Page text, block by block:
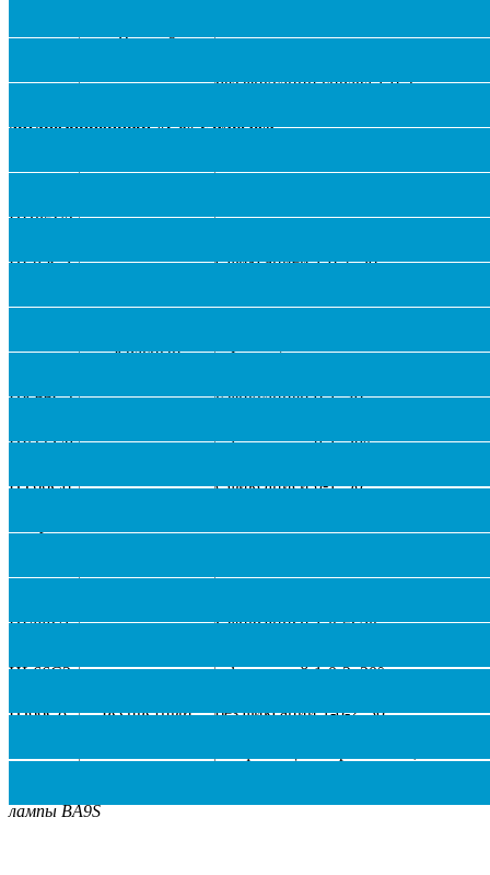
Черный
HJ65C3
без фиксации 1-0-2, 30°
без фиксации справа 1-0-2,
двухпозиционный «1-0» с ключом
HH85C3
возврат с поворотом
HL85C3
с фиксацией 1-0-2, 30°
Красный
HK66C2
с фиксацией 0-1, 30°
HK66C8
с фиксацией 0-1, 30°
HT66C8
с фиксацией 0-1, 90°
HL66C1
с фиксацией 1-0-2, 30°
HL66C2
с фиксацией 1-0-2, 30°
Бесцветный
HJ66C8
без фиксации 1-0-2, 30°
лампыBA9S